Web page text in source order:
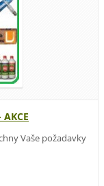
Vaše požadavky